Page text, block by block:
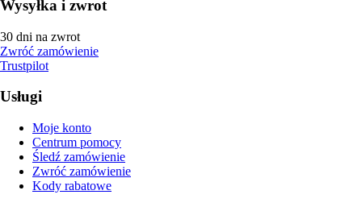
Wysyłka i zwrot
30 dni na zwrot
Zwróć zamówienie
Trustpilot
Usługi
Moje konto
Centrum pomocy
Śledź zamówienie
Zwróć zamówienie
Kody rabatowe